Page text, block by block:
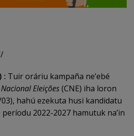
: Tuir oráriu kampaña ne’ebé
Eleições(CNE) iha loron
hahú ezekuta husi kandidatu
2022-2027 hamutuk na’in